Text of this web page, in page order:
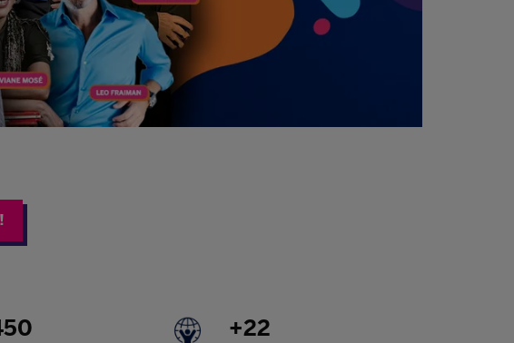
+22